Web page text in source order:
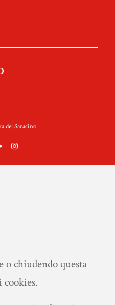
del Saracino
o chiudendo questa